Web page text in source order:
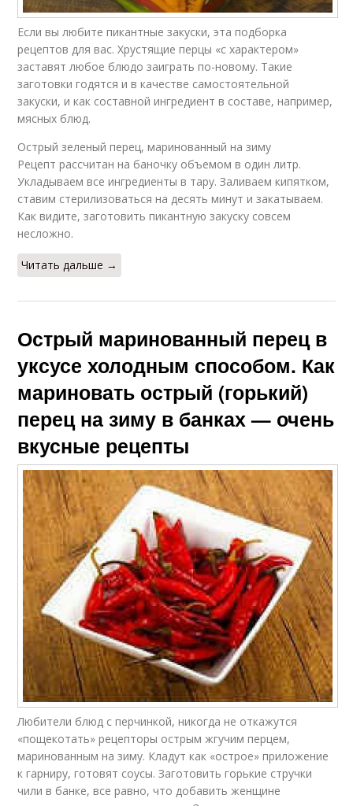
Если вы любите пикантные закуски, эта подборка
рецептов для вас. Хрустящие перцы «с характером»
заставят любое блюдо заиграть по-новому. Такие
заготовки годятся и в качестве самостоятельной
закуски, и как составной ингредиент в составе, например,
мясных блюд.
Острый зеленый перец, маринованный на зиму
Рецепт рассчитан на баночку объемом в один литр.
Укладываем все ингредиенты в тару. Заливаем кипятком,
ставим стерилизоваться на десять минут и закатываем.
Как видите, заготовить пикантную закуску совсем
несложно.
Читать дальше →
Острый маринованный перец в
уксусе холодным способом. Как
мариновать острый (горький)
перец на зиму в банках — очень
вкусные рецепты
Любители блюд с перчинкой, никогда не откажутся
«пощекотать» рецепторы острым жгучим перцем,
маринованным на зиму. Кладут как «острое» приложение
к гарниру, готовят соусы. Заготовить горькие стручки
чили в банке, все равно, что добавить женщине